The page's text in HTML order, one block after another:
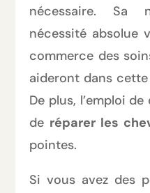
nécessaire. Sa
nécessité absolue
commerce des
aideront dans
De plus, l’emploi
de réparer les
pointes.
Si vous avez des